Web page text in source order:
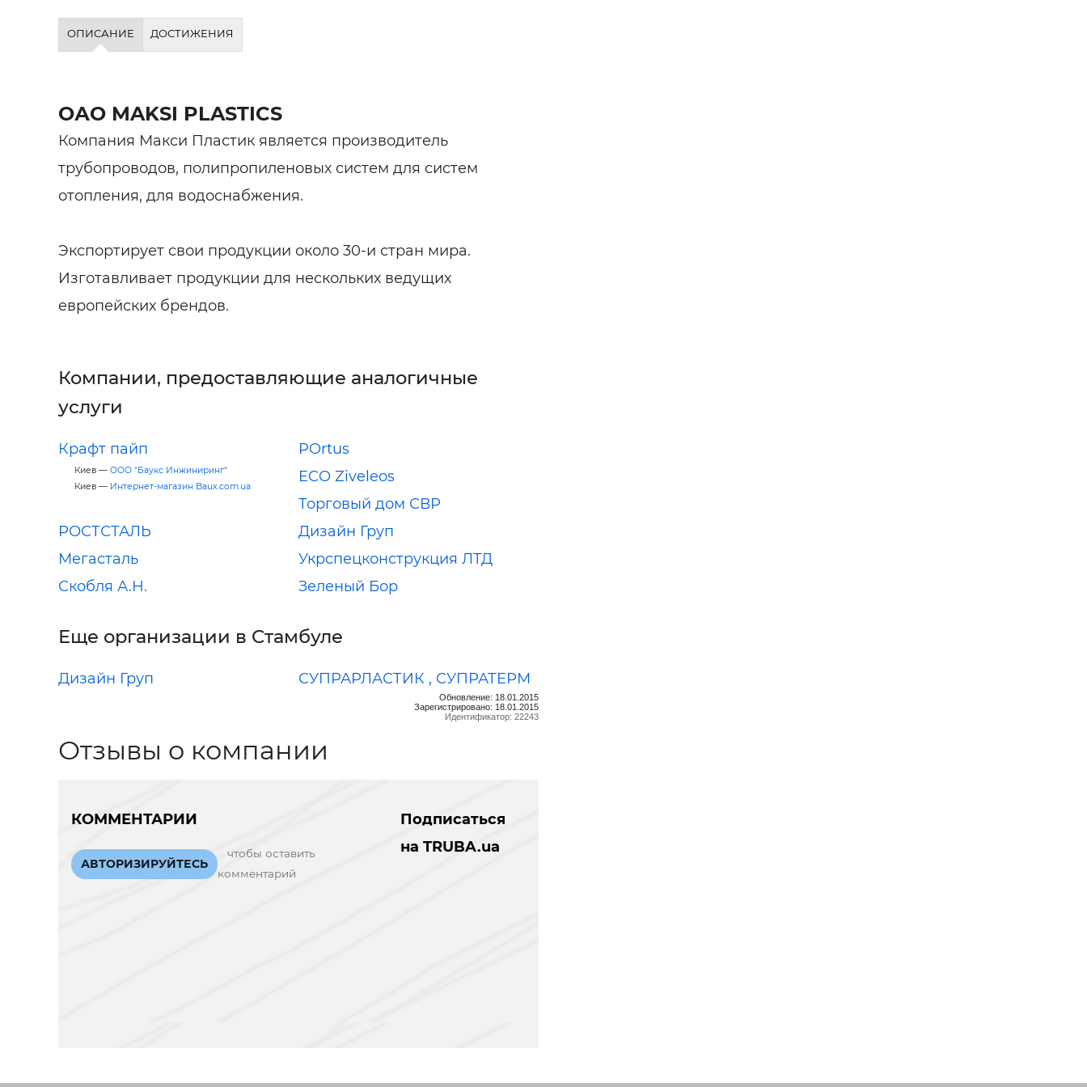
ОПИСАНИЕ ДОСТИЖЕНИЯ
ОАО MAKSI PLASTICS
Компания Макси Пластик является производитель
трубопроводов, полипропиленовых систем для систем
отопления, для водоснабжения.
Экспортирует свои продукции около 30-и стран мира.
Изготавливает продукции для нескольких ведущих
европейских брендов.
Компании, предоставляющие аналогичные
услуги
Крафт пайп
Киев — ООО "Баукс Инжиниринг"
Киев — Интернет-магазин Baux.com.ua
POrtus
ECO Ziveleos
Торговый дом СВР
РОСТСТАЛЬ
Дизайн Груп
Мегасталь
Укрспецконструкция ЛТД
Скобля А.Н.
Зеленый Бор
Еще организации в Стамбуле
Дизайн Груп СУПРАРЛАСТИК , СУПРАТЕРМ
Обновление: 18.01.2015
Зарегистрировано: 18.01.2015
Идентификатор: 22243
Отзывы о компании
КОММЕНТАРИИ
АВТОРИЗИРУЙТЕСЬ
чтобы оставить
комментарий
Подписаться
на TRUBA.ua